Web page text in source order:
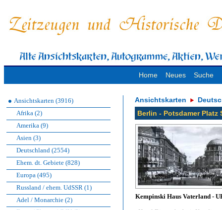
Home Neues Suche
Ansichtskarten (3916)
Afrika (2)
Amerika (9)
Asien (3)
Deutschland (2554)
Ehem. dt. Gebiete (828)
Europa (495)
Russland / ehem. UdSSR (1)
Adel / Monarchie (2)
Ansichtskarten
Berlin - Potsdamer
Kempinski Haus Vaterland -